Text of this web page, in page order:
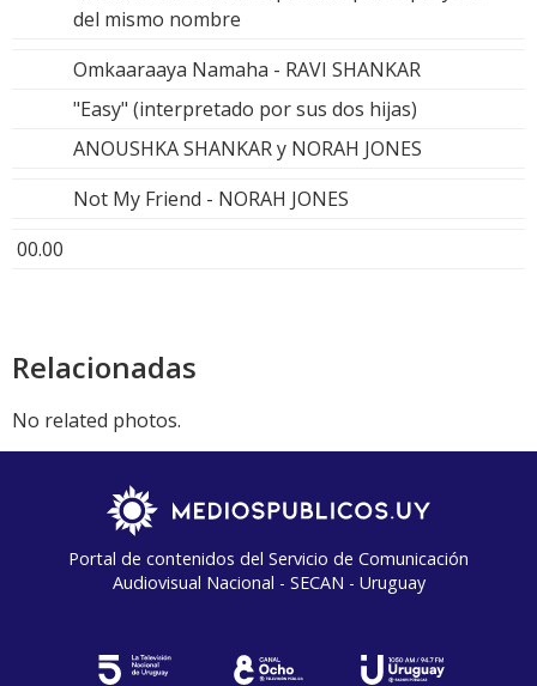
del mismo nombre
Omkaaraaya Namaha - RAVI SHANKAR
"Easy" (interpretado por sus dos hijas)
ANOUSHKA SHANKAR y NORAH JONES
Not My Friend - NORAH JONES
00.00
Relacionadas
No related photos.
Portal de contenidos del Servicio de Comunicación
Audiovisual Nacional - SECAN - Uruguay